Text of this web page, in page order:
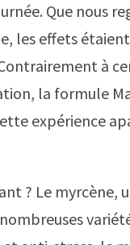
Que nous
les effets
à
la formule
expérience
? Le myrcène,